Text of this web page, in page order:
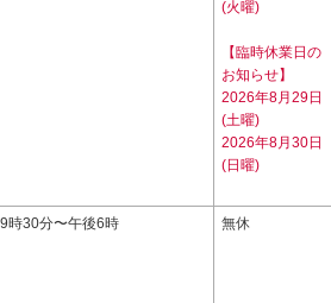
(火曜)
【臨時休業日の
お知らせ】
2026年8月29日
(土曜)
2026年8月30日
(日曜)
時30分〜午後6時 無休